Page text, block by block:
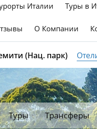
Италии Туры в
О Компании
(Нац. парк)
Туры Трансферы